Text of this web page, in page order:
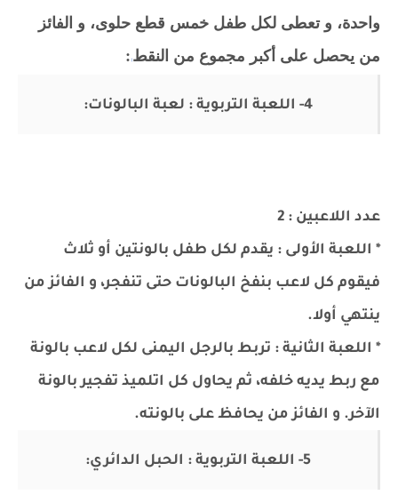
واحدة، و تعطى لكل طفل خمس قطع حلوى، و الفائز
من يحصل على أكبر مجموع من النقط:
:
4- اللعبة التربوية : لعبة البالونات:
عدد اللاعبين : 2
* اللعبة الأولى : يقدم لكل طفل بالونتين أو ثلاث
فيقوم كل لاعب بنفخ البالونات حتى تنفجر، و الفائز من
ينتهي أولا.
* اللعبة الثانية : تربط بالرجل اليمنى لكل لاعب بالونة
مع ربط يديه خلفه، ثم يحاول كل اتلميذ تفجير بالونة
الآخر. و الفائز من يحافظ على بالونته.
5- اللعبة التربوية : الحبل الدائري: